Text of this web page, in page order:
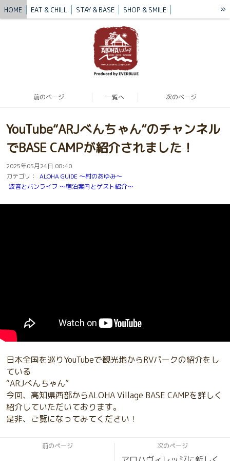
HOME EAT & CHILL STAY & BASE
SHOP & SMILE
BLUE MISSION BLOG
»
前のページ 一覧へ 次のページ
YouTube“ARJべんちゃん”のチャンネル
でBASE CAMPが紹介されました！
2025年05月24日 08:40
カテゴリ：
ALOHA GUIDE 〜村のあゆみ〜
波音とバンライフ 〜宿泊案内とゲスト紹介〜
日本全国を巡りYouTubeで観光地からRVパークの紹介をし
ている
“ARJべんちゃん”
今回、高知県西部からALOHA Village BASE CAMPを詳しく
紹介していただいております。
是非、ご覧になってみてください！
前のページ 次のページ